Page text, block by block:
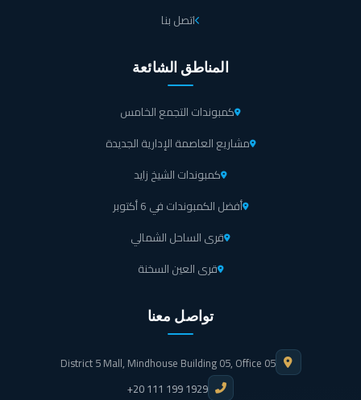
اتصل بنا
المناطق الشائعة
كمبوندات التجمع الخامس
مشاريع العاصمة الإدارية الجديدة
كمبوندات الشيخ زايد
أفضل الكمبوندات في 6 أكتوبر
قرى الساحل الشمالي
قرى العين السخنة
تواصل معنا
District 5 Mall, Mindhouse Building 05, Office 05
+20 111 199 1929